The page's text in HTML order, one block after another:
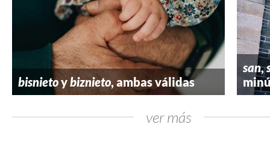
bisnietoybiznieto, ambas válidas
san,
ver más